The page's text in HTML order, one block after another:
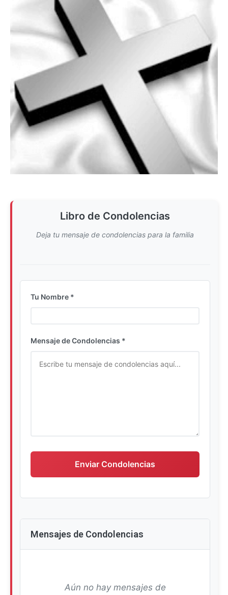
Libro de Condolencias
Deja tu mensaje de condolencias para la familia
Tu Nombre *
Mensaje de Condolencias *
Enviar Condolencias
Mensajes de Condolencias
Aún no hay mensajes de